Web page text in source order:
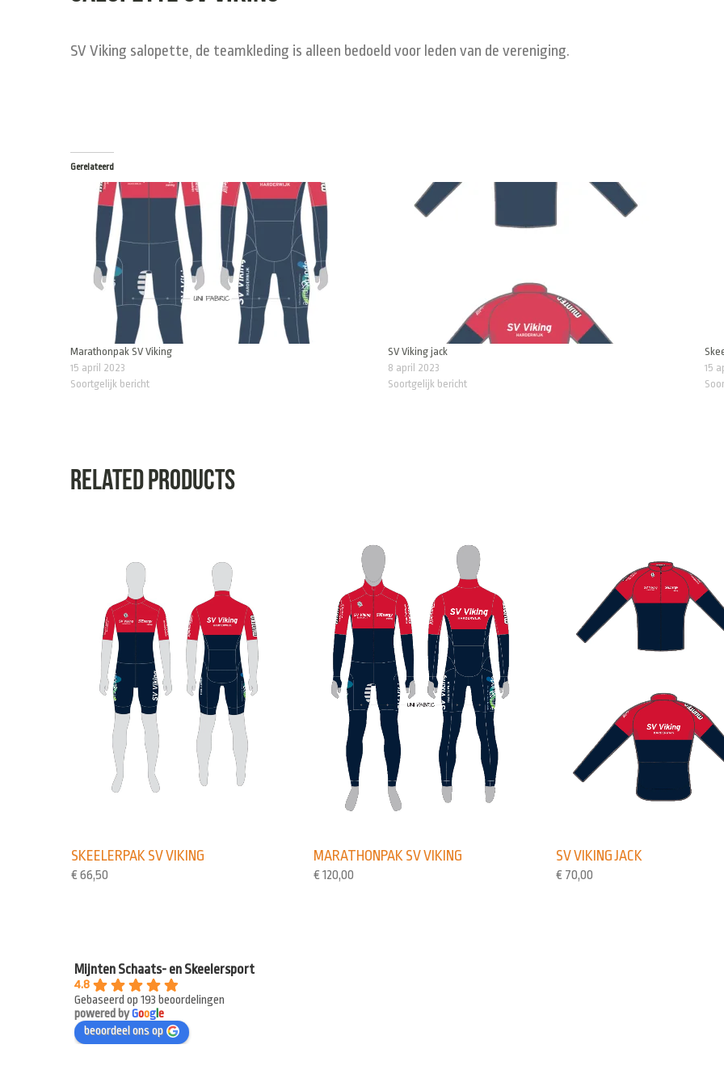
SV Viking salopette, de teamkleding is alleen bedoeld voor leden van de vereniging.
Gerelateerd
Marathonpak SV Viking
15 april 2023
Soortgelijk bericht
SV Viking jack
8 april 2023
Soortgelijk bericht
15
Related products
SKEELERPAK SV VIKING
€ 66,50
MARATHONPAK SV VIKING
€ 120,00
SV VIKING JACK
€ 70,00
Mijnten Schaats- en Skeelersport
4.8
Gebaseerd op 193 beoordelingen
powered byGoogle
beoordeel ons op